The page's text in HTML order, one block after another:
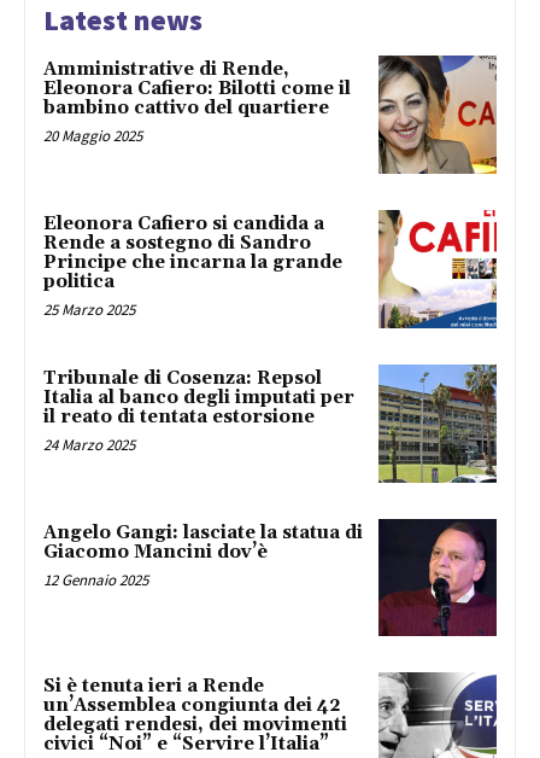
Latest news
Amministrative di Rende,
Eleonora Cafiero: Bilotti come il
bambino cattivo del quartiere
20 Maggio 2025
Eleonora Cafiero si candida a
Rende a sostegno di Sandro
Principe che incarna la grande
politica
25 Marzo 2025
Tribunale di Cosenza: Repsol
Italia al banco degli imputati per
il reato di tentata estorsione
24 Marzo 2025
Angelo Gangi: lasciate la statua di
Giacomo Mancini dov’è
12 Gennaio 2025
Si è tenuta ieri a Rende
un’Assemblea congiunta dei 42
delegati rendesi, dei movimenti
civici “Noi” e “Servire l’Italia”